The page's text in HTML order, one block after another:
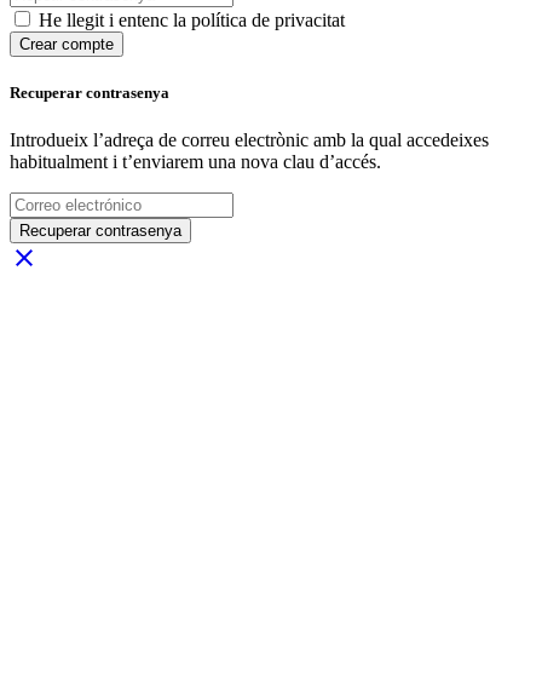
He llegit i entenc la política de privacitat
Crear compte
Recuperar contrasenya
Introdueix l’adreça de correu electrònic amb la qual accedeixes
habitualment i t’enviarem una nova clau d’accés.
Recuperar contrasenya
close